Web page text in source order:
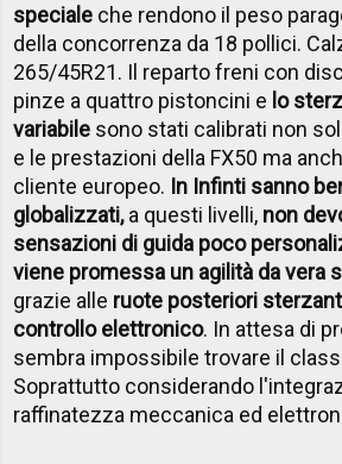
speciale che rendono il peso
della concorrenza da 18 pollici.
265/45R21. Il reparto freni con
pinze a quattro pistoncini e lo
variabile sono stati calibrati non
e le prestazioni della FX50 ma
cliente europeo. In Infinti sanno
globalizzati,a questi livelli, non
sensazioni di guida poco
viene promessa un agilità da vera
grazie alle ruote posteriori
controllo elettronico. In attesa di
sembra impossibile trovare il
Soprattutto considerando
raffinatezza meccanica ed